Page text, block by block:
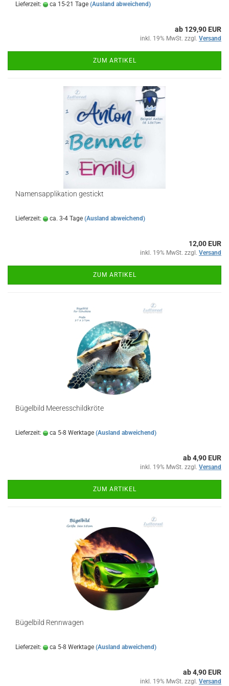
Lieferzeit: ca 15-21 Tage (Ausland abweichend)
ab 129,90 EUR
inkl. 19% MwSt. zzgl. Versand
ZUM ARTIKEL
Namensapplikation gestickt
Lieferzeit: ca. 3-4 Tage (Ausland abweichend)
12,00 EUR
inkl. 19% MwSt. zzgl. Versand
ZUM ARTIKEL
Bügelbild Meeresschildkröte
Lieferzeit: ca 5-8 Werktage (Ausland abweichend)
ab 4,90 EUR
inkl. 19% MwSt. zzgl. Versand
ZUM ARTIKEL
Bügelbild Rennwagen
Lieferzeit: ca 5-8 Werktage (Ausland abweichend)
ab 4,90 EUR
inkl. 19% MwSt. zzgl. Versand